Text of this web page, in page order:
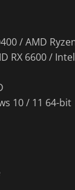
/ AMD
RX 6600 /
10 / 11 64-bit